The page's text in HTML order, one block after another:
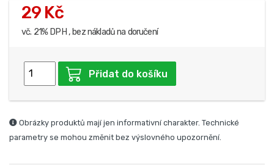
29 Kč
vč. 21% DPH , bez nákladů na doručení
Přidat do košíku
Obrázky produktů mají jen informativní charakter. Technické
parametry se mohou změnit bez výslovného upozornění.